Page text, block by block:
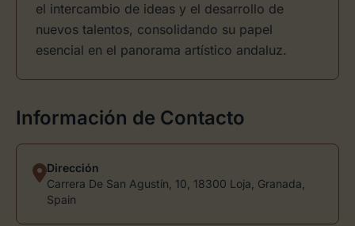
el intercambio de ideas y el desarrollo de
nuevos talentos, consolidando su papel
esencial en el panorama artístico andaluz.
Información de Contacto
Dirección
Carrera De San Agustín, 10, 18300 Loja, Granada,
Spain